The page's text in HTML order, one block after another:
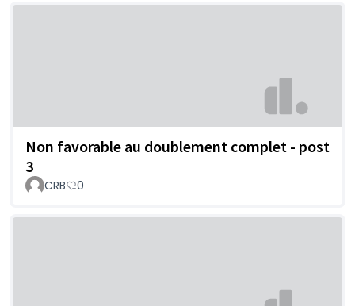
Non favorable au doublement complet - post
3
CRB 0